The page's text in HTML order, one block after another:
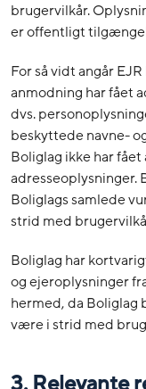
brugervilkår.
er offentligt
For så vidt angår
anmodning har fået
dvs.
beskyttede navne-
Boliglag ikke har
adresseoplysninger.
Boliglags samlede
strid med
Boliglag har
og ejeroplysninger
hermed, da Boliglag
være i strid med